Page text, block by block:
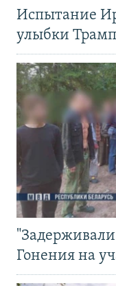
Испытание
улыбки
Гонения на